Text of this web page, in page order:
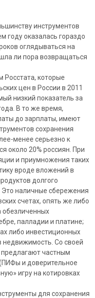
инструментов
году оказалась гораздо
оглядываться на
ли пора возвращаться
Росстата, которые
цен в России в 2011
низкий показатель за
В то же время,
до зарплаты, имеют
сохранения
менее серьезно к
около 20% россиян. При
и приумножения таких
вроде вложений в
долгого
Это наличные сбережения
счетах, опять же либо
обезличенных
палладии и платине;
либо инвестиционных
недвижимость. Со своей
частным
и доверительное
игру на котировках
для сохранения